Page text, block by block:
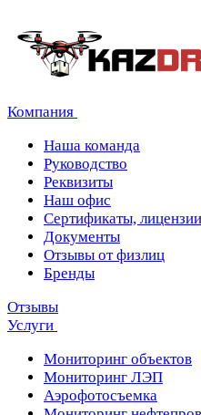
Компания
Наша команда
Руководство
Реквизиты
Наш офис
Сертификаты, лицензии
Документы
Отзывы от физлиц
Бренды
Отзывы
Услуги
Мониторинг объектов
Мониторинг ЛЭП
Аэрофотосъемка